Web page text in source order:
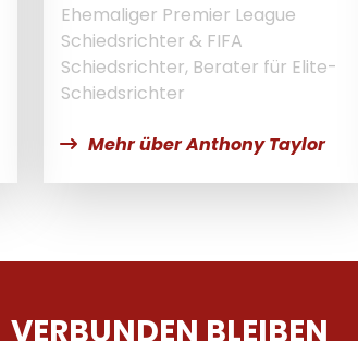
Ehemaliger Premier League
Schiedsrichter & FIFA
Schiedsrichter, Berater für Elite-
Schiedsrichter
Mehr über Anthony Taylor
VERBUNDEN BLEIBEN